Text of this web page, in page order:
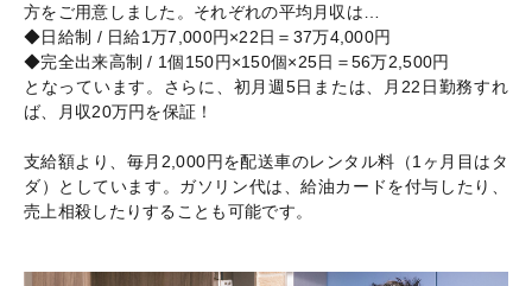
方をご用意しました。それぞれの平均月収は…
◆日給制 / 日給1万7,000円×22日＝37万4,000円
◆完全出来高制 / 1個150円×150個×25日＝56万2,500円
となっています。さらに、初月週5日または、月22日勤務すれ
ば、月収20万円を保証！
支給額より、毎月2,000円を配送車のレンタル料（1ヶ月目はタ
ダ）としています。ガソリン代は、給油カードを付与したり、
売上相殺したりすることも可能です。